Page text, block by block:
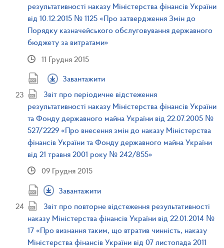
результативності наказу Міністерства фінансів України
від 10.12.2015 № 1125 «Про затвердження Змін до
Порядку казначейського обслуговування державного
бюджету за витратами»
11 Грудня 2015
Завантажити
Звіт про періодичне відстеження
результативності наказу Міністерства фінансів України
та Фонду державного майна України від 22.07.2005 №
527/2229 «Про внесення змін до наказу Міністерства
фінансів України та Фонду державного майна України
від 21 травня 2001 року № 242/855»
09 Грудня 2015
Завантажити
Звіт про повторне відстеження результативності
наказу Міністерства фінансів України від 22.01.2014 №
17 «Про визнання таким, що втратив чинність, наказу
Міністерства фінансів України від 07 листопада 2011